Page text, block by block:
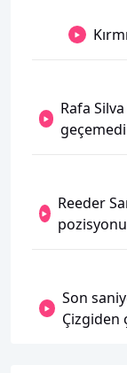
Rafa
geçemedi
Reeder
Son
Çizgiden